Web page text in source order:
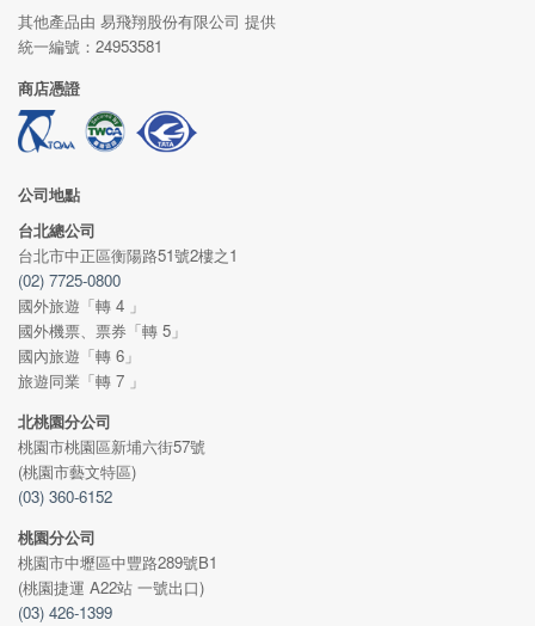
其他產品由 易飛翔股份有限公司 提供
統一編號：24953581
商店憑證
公司地點
台北總公司
台北市中正區衡陽路51號2樓之1
(02) 7725-0800
國外旅遊「轉 4 」
國外機票、票券「轉 5」
國內旅遊「轉 6」
旅遊同業「轉 7 」
北桃園分公司
桃園市桃園區新埔六街57號
(桃園市藝文特區)
(03) 360-6152
桃園分公司
桃園市中壢區中豐路289號B1
(桃園捷運 A22站 一號出口)
(03) 426-1399